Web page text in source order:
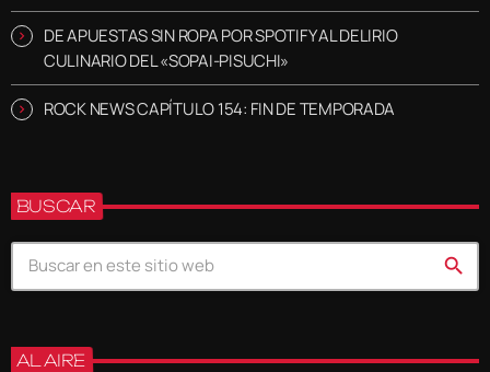
DE APUESTAS SIN ROPA POR SPOTIFY AL DELIRIO
CULINARIO DEL «SOPAI-PISUCHI»
ROCK NEWS CAPÍTULO 154: FIN DE TEMPORADA
BUSCAR
search
AL AIRE